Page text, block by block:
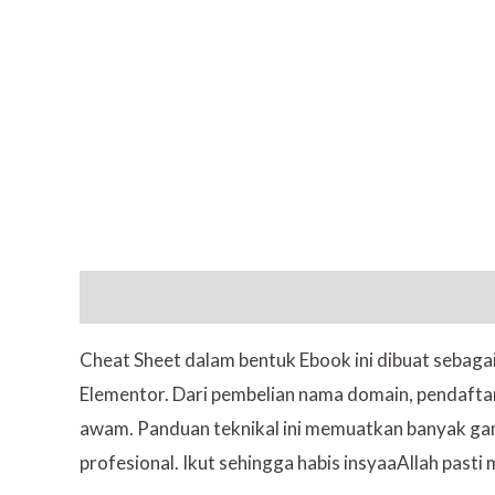
Cheat Sheet dalam bentuk Ebook ini dibuat
Elementor. Dari pembelian nama domain,
awam. Panduan teknikal ini memuatkan banyak
profesional. Ikut sehingga habis insyaaAllah pasti